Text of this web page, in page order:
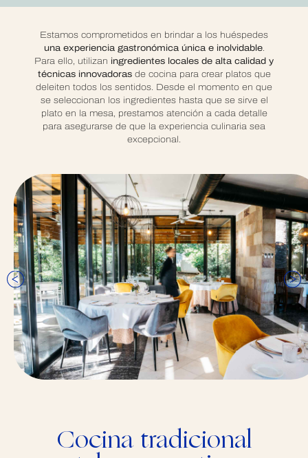
Estamos comprometidos en brindar a los huéspedes
una experiencia gastronómica única e inolvidable.
Para ello, utilizan ingredientes locales de alta calidad y
técnicas innovadorasde cocina para crear platos que
deleiten todos los sentidos. Desde el momento en que
se seleccionan los ingredientes hasta que se sirve el
plato en la mesa, prestamos atención a cada detalle
para asegurarse de que la experiencia culinaria sea
excepcional.
Cocina tradicional